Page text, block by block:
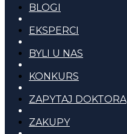
BLOGI
EKSPERCI
BYLI U NAS
KONKURS
ZAPYTAJ DOKTORA
ZAKUPY